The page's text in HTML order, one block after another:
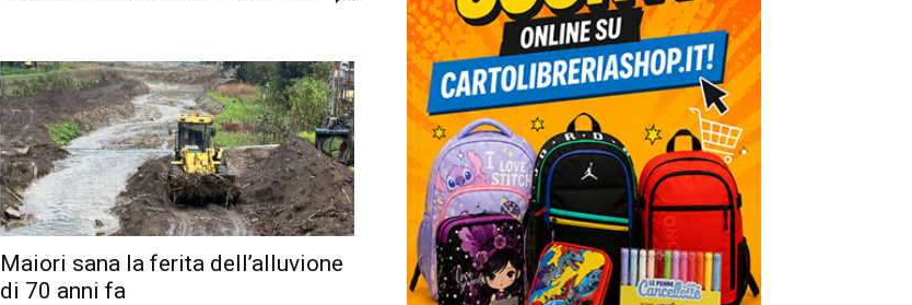
Maiori sana la ferita dell’alluvione
di 70 anni fa